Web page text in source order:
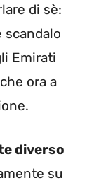
di sè:
scandalo
Emirati
ora a
diverso
su